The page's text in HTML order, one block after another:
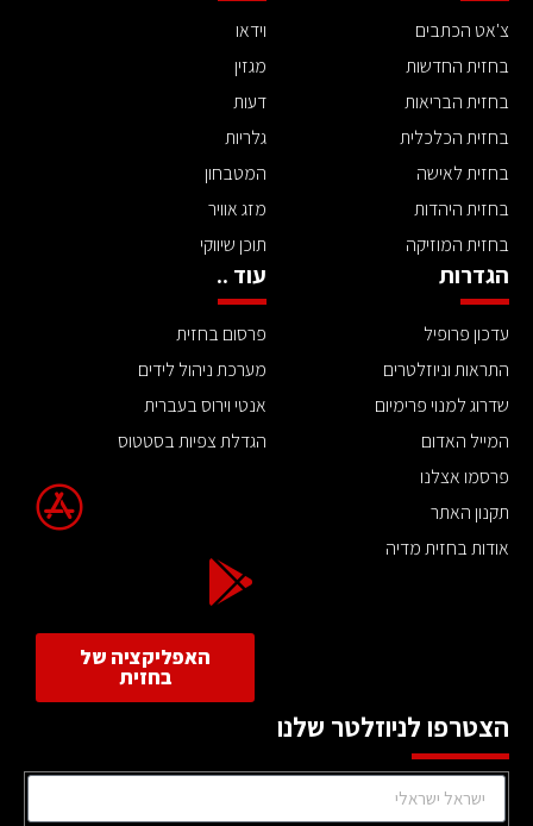
צ'אט הכתבים
בחזית החדשות
בחזית הבריאות
בחזית הכלכלית
בחזית לאישה
בחזית היהדות
בחזית המוזיקה
וידאו
מגזין
דעות
גלריות
המטבחון
מזג אוויר
תוכן שיווקי
הגדרות
עדכון פרופיל
התראות וניוזלטרים
שדרוג למנוי פרימיום
המייל האדום
פרסמו אצלנו
תקנון האתר
אודות בחזית מדיה
עוד ..
פרסום בחזית
מערכת ניהול לידים
אנטי וירוס בעברית
הגדלת צפיות בסטטוס
האפליקציה של
בחזית
הצטרפו לניוזלטר שלנו